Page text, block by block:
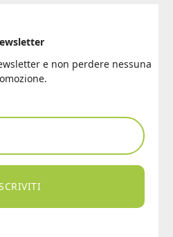
e non perdere nessuna